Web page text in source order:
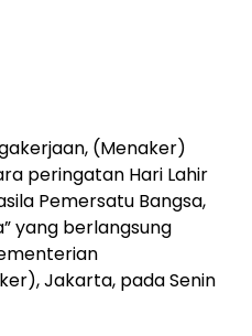
(Menaker)
peringatan Hari Lahir
Pemersatu Bangsa,
yang berlangsung
Jakarta, pada Senin